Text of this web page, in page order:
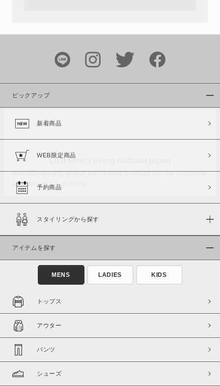
ブランド
カラー
商品タイプ
通常商品
セール価格 WEB限定
在庫
在庫あり
ピックアップ
新着商品
WEB限定商品
予約商品
スタイリングから探す
アイテムを探す
MENS LADIES KIDS
トップス
アウター
パンツ
シューズ